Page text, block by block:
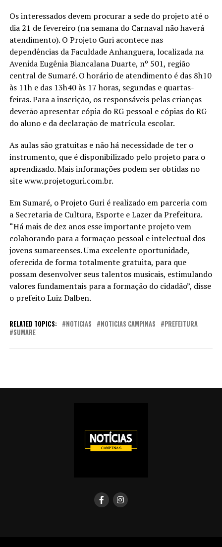
Os interessados devem procurar a sede do projeto até o
dia 21 de fevereiro (na semana do Carnaval não haverá
atendimento). O Projeto Guri acontece nas
dependências da Faculdade Anhanguera, localizada na
Avenida Eugênia Biancalana Duarte, nº 501, região
central de Sumaré. O horário de atendimento é das 8h10
às 11h e das 13h40 às 17 horas, segundas e quartas-
feiras. Para a inscrição, os responsáveis pelas crianças
deverão apresentar cópia do RG pessoal e cópias do RG
do aluno e da declaração de matrícula escolar.
As aulas são gratuitas e não há necessidade de ter o
instrumento, que é disponibilizado pelo projeto para o
aprendizado. Mais informações podem ser obtidas no
site www.projetoguri.com.br.
Em Sumaré, o Projeto Guri é realizado em parceria com
a Secretaria de Cultura, Esporte e Lazer da Prefeitura.
“Há mais de dez anos esse importante projeto vem
colaborando para a formação pessoal e intelectual dos
jovens sumareenses. Uma excelente oportunidade,
oferecida de forma totalmente gratuita, para que
possam desenvolver seus talentos musicais, estimulando
valores fundamentais para a formação do cidadão”, disse
o prefeito Luiz Dalben.
RELATED TOPICS: NOTICIAS NOTICIAS CAMPINAS
PREFEITURA
SUMARE